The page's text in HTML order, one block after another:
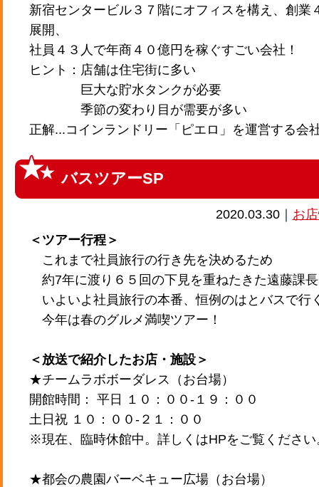
新宿センタービル３７階にオフィスを構え、創業
展開、
社員４３人で年商４０億円を稼ぐすごい会社！
ヒント：店舗は住宅街に多い
巨大な貯水タンクが必要
季節の変わり目が需要が多い
正解...コインランドリー「ピエロ」を運営する会
バスツアーSP
2020.03.30｜ お
＜ツアー行程＞
これまで社員旅行の行き先を決めるため
約7年に渡り６５回の下見を重ねたきた遠藤課長
いよいよ社員旅行の本番、恒例のはとバスで行
今年は春のグルメ満喫ツアー！
＜放送で紹介したお店・施設＞
★チームラボボーダレス（お台場）
開館時間： 平日 １０：００-１９：００
土日祝 １０：００-２１：００
※現在、臨時休館中。詳しくはHPをご覧ください
★都会の農園バーベキュー広場（お台場）